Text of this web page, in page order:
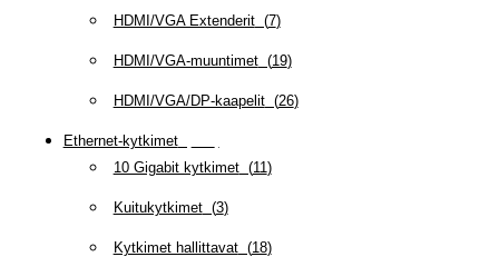
HDMI/VGA Extenderit(7)
HDMI/VGA-muuntimet(19)
HDMI/VGA/DP-kaapelit(26)
Ethernet-kytkimet(
10 Gigabit kytkimet(11 )
Kuitukytkimet(3)
Kytkimet hallittavat(18)